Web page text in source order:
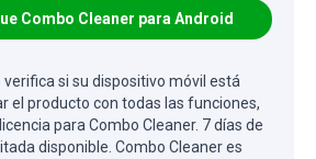
Combo Cleaner para Android
si su dispositivo móvil está
el producto con todas las funciones,
para Combo Cleaner. 7 días de
disponible. Combo Cleaner es